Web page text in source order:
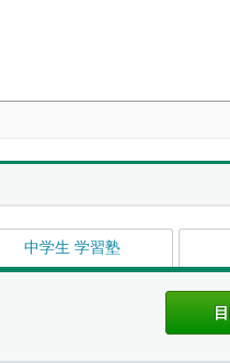
中学生 学習塾